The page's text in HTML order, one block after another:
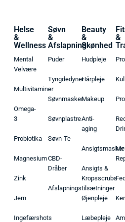
Helse
&
Wellness
Mental
Velvære
Multivitaminer
Omega-
3
Probiotika
Magnesium
Zink
Jern
Ingefærshots
Søvn
&
Afslapning
Puder
Tyngdedyner
Søvnmasker
Søvnplastre
Søvn-Te
CBD-
Dråber
Afslapningstilsætninger
Beauty
&
Skønhed
Hudpleje
Hårpleje
Makeup
Anti-
aging
Ansigtsmasker
Ansigts &
Kropsscrubs
Øjenpleje
Læbepleje
&